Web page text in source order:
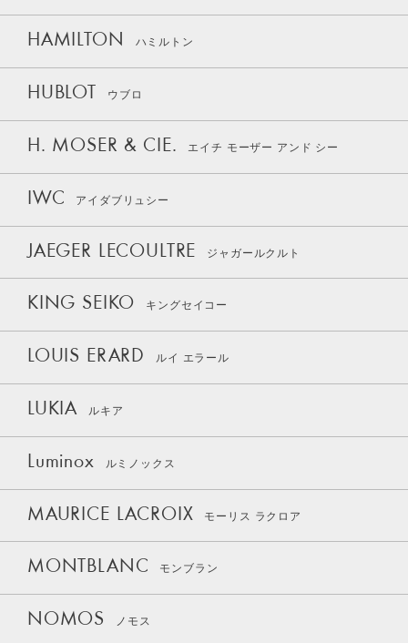
HAMILTON ハミルトン
HUBLOT ウブロ
H. MOSER & CIE. エイチ モーザー アンド シー
IWC アイダブリュシー
JAEGER LECOULTRE ジャガールクルト
KING SEIKO キングセイコー
LOUIS ERARD ルイ エラール
LUKIA ルキア
Luminox ルミノックス
MAURICE LACROIX モーリス ラクロア
MONTBLANC モンブラン
NOMOS ノモス